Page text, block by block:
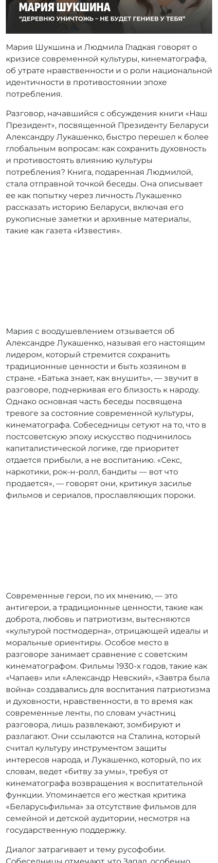
d
m
n
Мария Шукшина и Людмила Гладкая говорят о
кризисе современной культуры, кинематографа,
об утрате нравственности и о роли национальной
идентичности в противостоянии эпохе
потребления.
Разговор, начавшийся с обсуждения книги «Наш
Президент», посвященной Президенту Беларуси
Александру Лукашенко, быстро перешел к более
глобальным вопросам: как сохранить духовность
и противостоять влиянию культуры
потребления? Книга, подаренная Людмилой,
стала отправной точкой беседы. Она описывает
ее как попытку через личность Лукашенко
рассказать историю Беларуси, включая его
рукописные заметки и архивные материалы,
такие как газета «Известия».
Мария с воодушевлением отзывается об
Александре Лукашенко, называя его настоящим
лидером, который стремится сохранить
традиционные ценности и быть хозяином в
стране. «Батька знает, как внушить», — звучит в
разговоре, подчеркивая его близость к народу.
Однако основная часть беседы посвящена
тревоге за состояние современной культуры,
кинематографа. Собеседницы сетуют на то, что в
постсоветскую эпоху искусство подчинилось
капиталистической логике, где приоритет
отдается прибыли, а не воспитанию. «Секс,
наркотики, рок-н-ролл, бандиты — вот что
продается», — говорят они, критикуя засилье
фильмов и сериалов, прославляющих пороки.
Современные герои, по их мнению, — это
антигерои, а традиционные ценности, такие как
доброта, любовь и патриотизм, вытесняются
«культурой постмодерна», отрицающей идеалы и
моральные ориентиры. Особое место в
разговоре занимает сравнение с советским
кинематографом. Фильмы 1930-х годов, такие как
«Чапаев» или «Александр Невский», «Завтра была
война» создавались для воспитания патриотизма
и духовности, нравственности, в то время как
современные ленты, по словам участниц
разговора, лишь развлекают, зомбируют и
разлагают. Они ссылаются на Сталина, который
считал культуру инструментом защиты
интересов народа, и Лукашенко, который, по их
словам, ведет «битву за умы», требуя от
кинематографа возвращения к воспитательной
функции. Упоминается его жесткая критика
«Беларусьфильма» за отсутствие фильмов для
семейной и детской аудитории, несмотря на
государственную поддержку.
Диалог затрагивает и тему русофобии.